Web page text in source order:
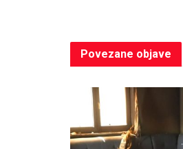
Povezane objave